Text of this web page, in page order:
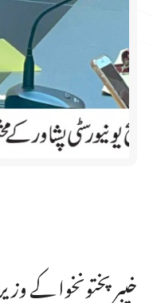
خیبر پختونخوا کے